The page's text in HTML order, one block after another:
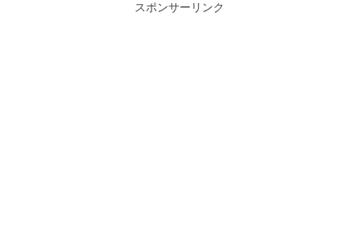
スポンサーリンク